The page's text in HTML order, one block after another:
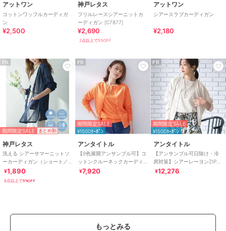
アットワン
コットンワッフルカーディガ
ン
¥2,500
神戸レタス
フリルレースシアーニットカ
ーディガン [C7877]
¥2,690
2点以上で5%OFF
アットワン
シアースラブカーディガン
¥2,180
PR
期間限定SALE まとめ割
神戸レタス
洗える シアーサマーニットソ
ーカーディガン（ショート／
ミディアム／ロング）
[C3703]
¥1,890
2点以上で5%OFF
PR
期間限定SALE
¥1500ｸｰﾎﾟﾝ
アンタイトル
【9色展開アンサンブル可】コ
ットンクルーネックカーディ
ガン
¥7,920
PR
期間限定SALE
¥1500ｸｰﾎﾟﾝ
アンタイトル
【アンサンブル可日除け・冷
房対策】シアーレーヨンZIPカ
ーディガン
¥12,276
もっとみる